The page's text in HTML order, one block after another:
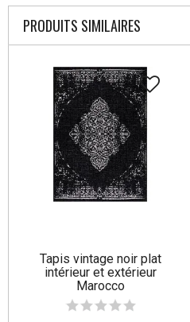
PRODUITS SIMILAIRES
Tapis vintage noir plat
intérieur et extérieur
Marocco